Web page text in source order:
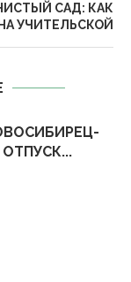
САД: КАК
УЧИТЕЛЬСКОЙ